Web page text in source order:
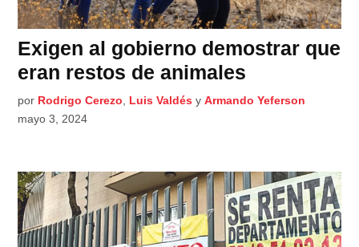
Exigen al gobierno demostrar que
eran restos de animales
por Rodrigo Cerezo Luis Valdés yArmando Yeferson
mayo 3, 2024